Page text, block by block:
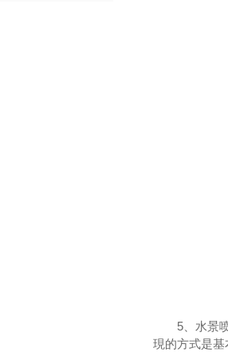
5、水景喷
現的方式是基